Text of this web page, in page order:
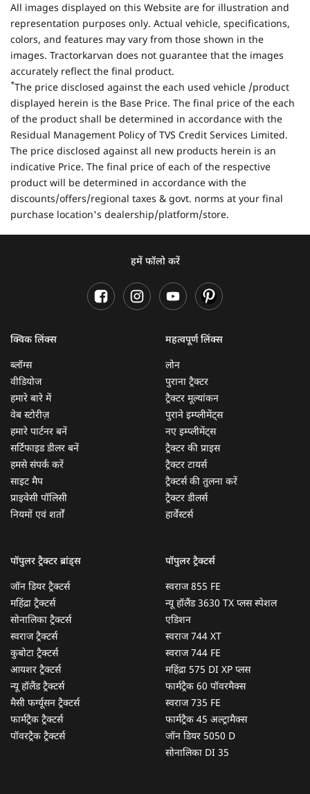
All images displayed on this Website are for illustration and
representation purposes only. Actual vehicle, specifications,
colors, and features may vary from those shown in the
images. Tractorkarvan does not guarantee that the images
accurately reflect the final product.
*The price disclosed against the each used vehicle /product
displayed herein is the Base Price. The final price of the each
of the product shall be determined in accordance with the
Residual Management Policy of TVS Credit Services Limited.
The price disclosed against all new products herein is an
indicative Price. The final price of each of the respective
product will be determined in accordance with the
discounts/offers/regional taxes & govt. norms at your final
purchase location's dealership/platform/store.
हमें फॉलो करें
क्विक लिंक्स
ब्लॉग्स
वीडियोज
हमारे बारे में
वेब स्टोरीज़
हमारे पार्टनर बनें
सर्टिफाइड डीलर बनें
हमसे संपर्क करें
साइट मैप
प्राइवेसी पॉलिसी
नियमों एवं शर्तों
महत्वपूर्ण लिंक्स
लोन
पुराना ट्रैक्टर
ट्रैक्टर मूल्यांकन
पुराने इम्प्लीमेंट्स
नए इम्प्लीमेंट्स
ट्रैक्टर की प्राइस
ट्रैक्टर टायर्स
ट्रैक्टर्स की तुलना करें
ट्रैक्टर डीलर्स
हार्वेस्टर्स
पॉपुलर ट्रैक्टर ब्रांड्स
जॉन डियर ट्रैक्टर्स
महिंद्रा ट्रैक्टर्स
सोनालिका ट्रैक्टर्स
स्वराज ट्रैक्टर्स
कुबोटा ट्रैक्टर्स
आयशर ट्रैक्टर्स
न्यू हॉलैंड ट्रैक्टर्स
मैसी फर्ग्यूसन ट्रैक्टर्स
फार्मट्रैक ट्रैक्टर्स
पॉवरट्रैक ट्रैक्टर्स
पॉपुलर ट्रैक्टर्स
स्वराज 855 FE
न्यू हॉलैंड 3630 TX प्लस स्पेशल
एडिशन
स्वराज 744 XT
स्वराज 744 FE
महिंद्रा 575 DI XP प्लस
फार्मट्रैक 60 पॉवरमैक्स
स्वराज 735 FE
फार्मट्रैक 45 अल्ट्रामैक्स
जॉन डियर 5050 D
सोनालिका DI 35